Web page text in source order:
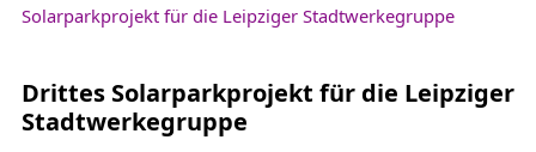
Solarparkprojekt für die Leipziger Stadtwerkegruppe
Drittes Solarparkprojekt für die Leipziger
Stadtwerkegruppe